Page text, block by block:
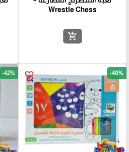
Wrestle Chess
add_shopping_cart
favorite_border -40%
-42%